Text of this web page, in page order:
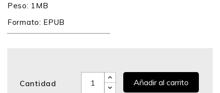
Peso: 1MB
Formato: EPUB
Cantidad Añadir al carrito